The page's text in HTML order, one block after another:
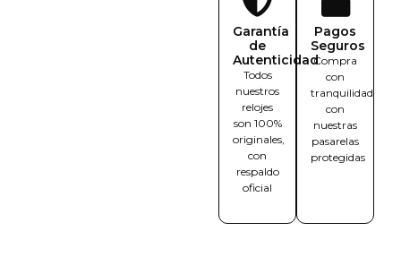
Garantía
de
Autenticidad
Todos
nuestros
relojes
son 100%
originales,
con
respaldo
oficial
Pagos
Seguros
Compra
con
tranquilidad
con
nuestras
pasarelas
protegidas